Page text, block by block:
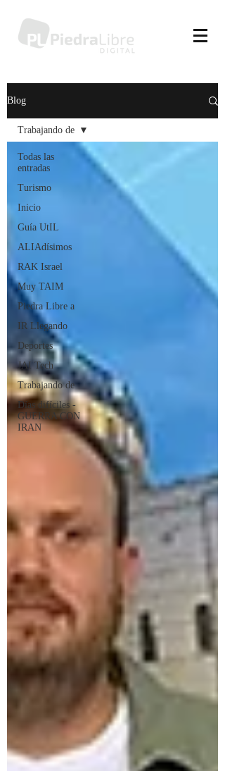
Blog
Todas las
entradas
Turismo
Inicio
Guía UtIL
ALIAdísimos
RAK Israel
Muy TAIM
Piedra Libre a
IR Llegando
Deportes
JAI Tech
Trabajando de
Días difíciles -
GUERRA CON
IRAN
Trabajando de